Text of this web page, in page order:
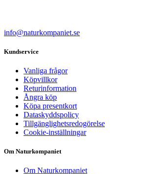
info@naturkompaniet.se
Kundservice
Vanliga frågor
Köpvillkor
Returinformation
Ångra köp
Köpa presentkort
Dataskyddspolicy
Tillgänglighetsredogörelse
Cookie-inställningar
Om Naturkompaniet
Om Naturkompaniet